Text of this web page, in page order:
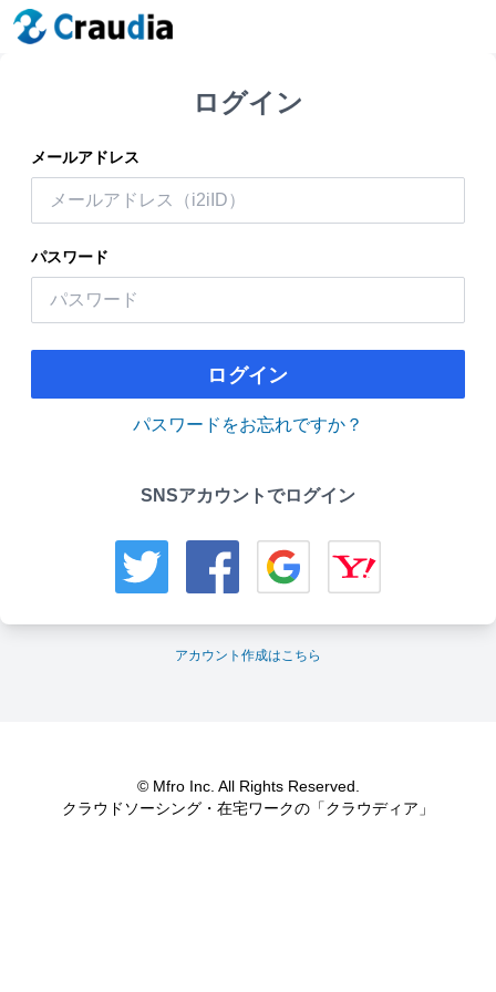
ログイン
メールアドレス
パスワード
ログイン
パスワードをお忘れですか？
SNSアカウントでログイン
アカウント作成はこちら
© Mfro Inc. All Rights Reserved.
クラウドソーシング・在宅ワークの「クラウディア」